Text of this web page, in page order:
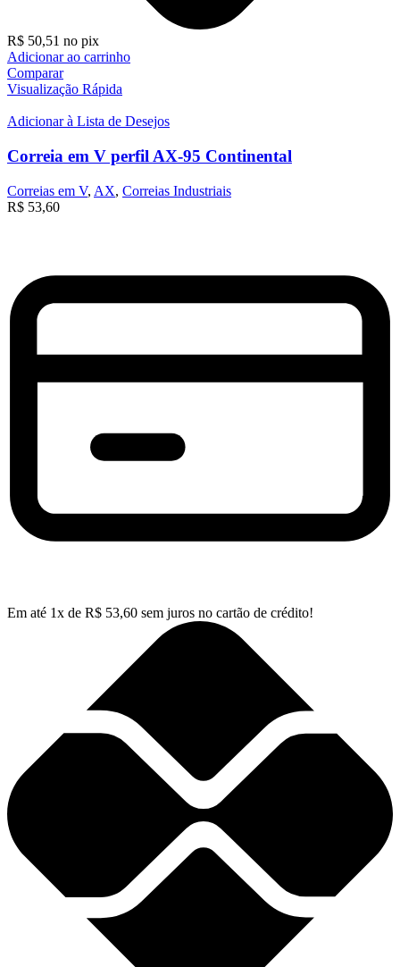
R$ 50,51 no pix
Adicionar ao carrinho
Comparar
Visualização Rápida
Adicionar à Lista de Desejos
Correia em V perfil AX-95 Continental
Correias em V, AX, Correias Industriais
R$ 53,60
Em até 1x de R$ 53,60 sem juros no cartão de crédito!